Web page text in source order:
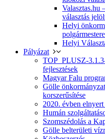
Valasztas.hu
választás
Helyi
Helyi
Pályázat
TOP_PLUSZ-
fejlesztések
Magyar Falu
Gölle
korszerűsítése
2020. évben
Humán
Szomszédolás a
Gölle belterületi